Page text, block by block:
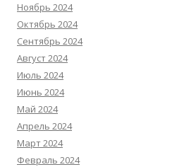
Ноябрь 2024
Октябрь 2024
Сентябрь 2024
Август 2024
Июль 2024
Июнь 2024
Май 2024
Апрель 2024
Март 2024
Февраль 2024